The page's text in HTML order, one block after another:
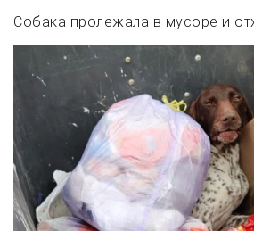
Собака пролежала в мусоре и